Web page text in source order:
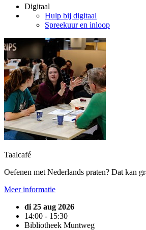
Digitaal
Hulp bij digitaal
Spreekuur en inloop
Taalcafé
Oefenen met Nederlands praten? Dat kan
Meer informatie
di 25 aug 2026
14:00 - 15:30
Bibliotheek Muntweg